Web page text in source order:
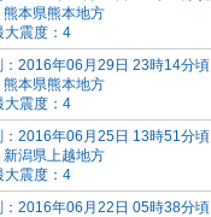
熊本県熊本地方
大震度：4
：2016年06月29日 23時14分頃
熊本県熊本地方
大震度：4
：2016年06月25日 13時51分頃
新潟県上越地方
大震度：4
：2016年06月22日 05時38分頃